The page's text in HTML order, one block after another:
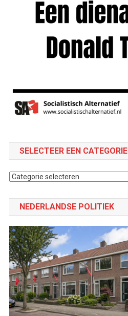
SELECTEER EEN CATEGORIE
Selecteer
NEDERLANDSE POLITIEK